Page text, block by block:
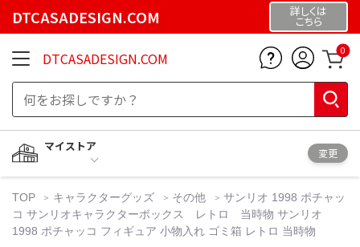
DTCASADESIGN.COM 詳しくは
こちら
DTCASADESIGN.COM 0
マイストア
変更
TOP キャラクターグッズ その他
サンリオ 1998 ポチャッ
コ サンリオキャラクターボックス レトロ 当時物 サンリオ
1998 ポチャッコ フィギュア 小物入れ ゴミ箱 レトロ 当時物